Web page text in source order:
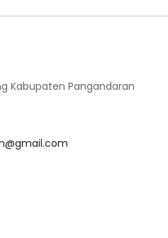
Kabupaten Pangandaran